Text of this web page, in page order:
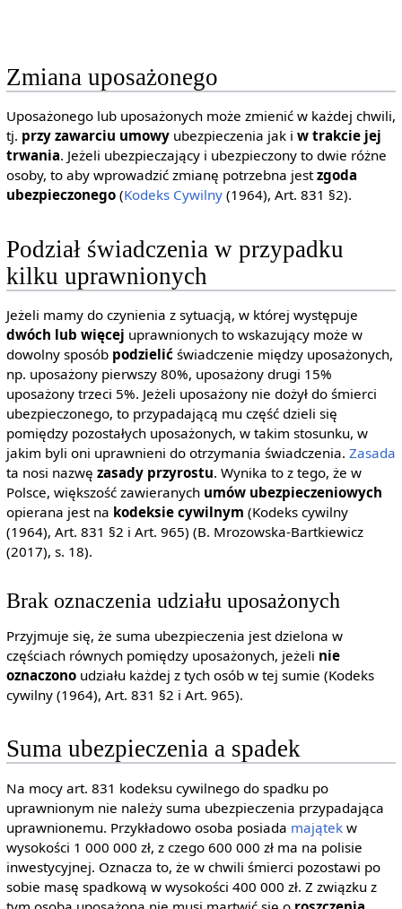
Zmiana uposażonego
Uposażonego lub uposażonych może zmienić w każdej chwili,
tj. przy zawarciu umowyubezpieczenia jak i w trakcie jej
trwania. Jeżeli ubezpieczający i ubezpieczony to dwie różne
osoby, to aby wprowadzić zmianę potrzebna jestzgoda
ubezpieczonego(Kodeks Cywilny(1964), Art. 831 §2).
Podział świadczenia w przypadku
kilku uprawnionych
Jeżeli mamy do czynienia z sytuacją, w której występuje
dwóch lub więcej uprawnionych to wskazujący może w
dowolny sposób podzielićświadczenie między uposażonych,
np. uposażony pierwszy 80%, uposażony drugi 15%
uposażony trzeci 5%. Jeżeli uposażony nie dożył do śmierci
ubezpieczonego, to przypadającą mu część dzieli się
pomiędzy pozostałych uposażonych, w takim stosunku, w
jakim byli oni uprawnieni do otrzymania świadczenia. Zasada
ta nosi nazwę zasady przyrostu. Wynika to z tego, że w
Polsce, większość zawieranych umów ubezpieczeniowych
opierana jest na kodeksie cywilnym (Kodeks cywilny
(1964), Art. 831 §2 i Art. 965) (B. Mrozowska-Bartkiewicz
(2017), s. 18).
Brak oznaczenia udziału uposażonych
Przyjmuje się, że suma ubezpieczenia jest dzielona w
częściach równych pomiędzy uposażonych, jeżeli nie
oznaczonoudziału każdej z tych osób w tej sumie (Kodeks
cywilny (1964), Art. 831 §2 i Art. 965).
Suma ubezpieczenia a spadek
Na mocy art. 831 kodeksu cywilnego do spadku po
uprawnionym nie należy suma ubezpieczenia przypadająca
uprawnionemu. Przykładowo osoba posiada majątekw
wysokości 1 000 000 zł, z czego 600 000 zł ma na polisie
inwestycyjnej. Oznacza to, że w chwili śmierci pozostawi po
sobie masę spadkową w wysokości 400 000 zł. Z związku z